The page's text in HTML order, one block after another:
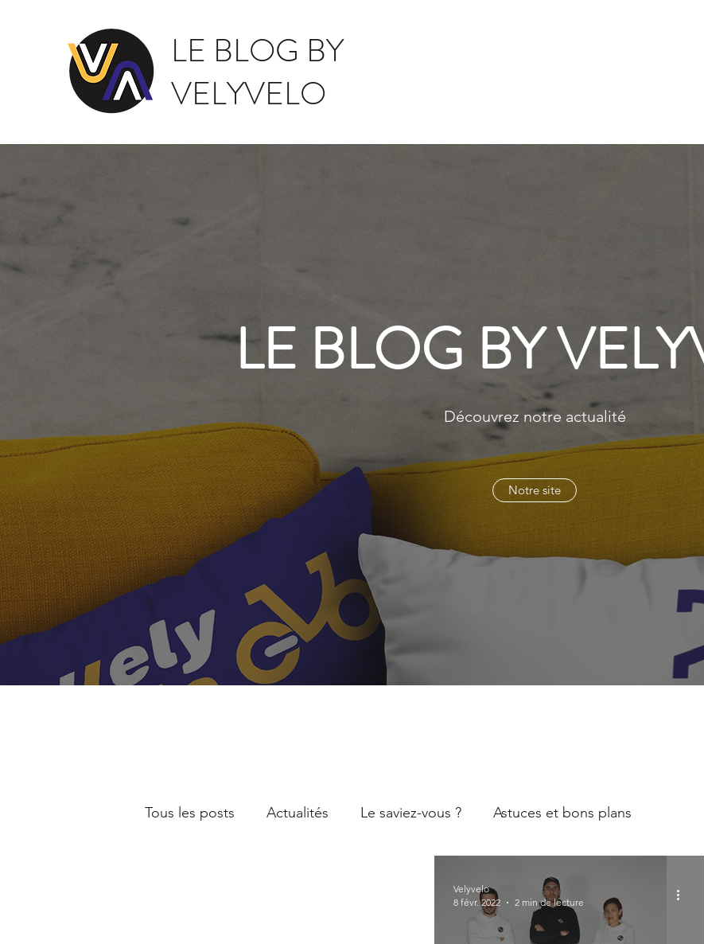
LE BLOG BY
VELYVELO
LE BLOG BY
Découvrez notre actualité
Notre site
Tous les posts Actualités Le saviez-vous ? Astuces et bons plans
Velyvelo
8 févr. 2022
2 min de lecture